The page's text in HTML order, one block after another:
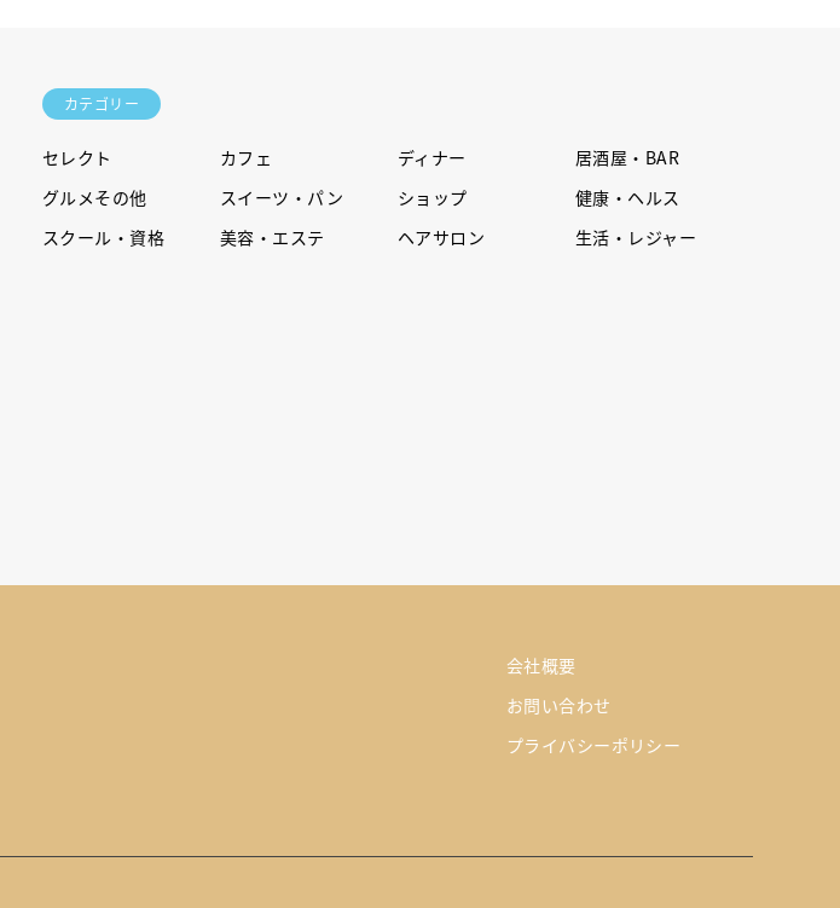
カテゴリー
セレクト カフェ ディナー
居酒屋・BAR
グルメその他
スイーツ・パン ショップ
健康・ヘルス
スクール・資格
美容・エステ ヘアサロン 生活・レジャー
会社概要
お問い合わせ
プライバシーポリシー